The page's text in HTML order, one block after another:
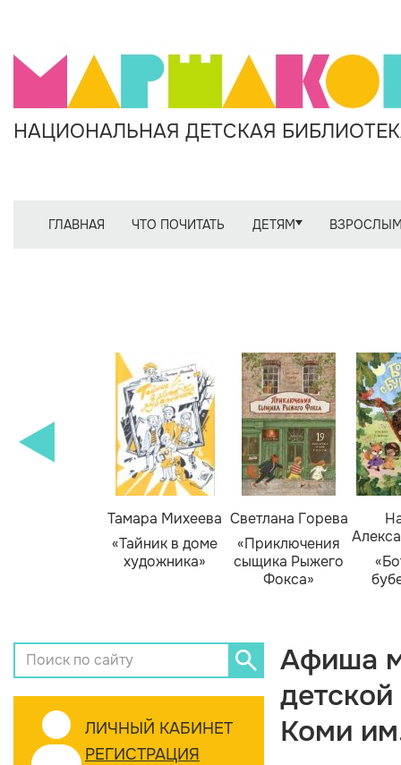
НАЦИОНАЛЬНАЯ ДЕТСКАЯ
ГЛАВНАЯ ЧТО ПОЧИТАТЬ ДЕТЯМ
Тамара Михеева
«Тайник в доме
художника»
Светлана Горева
«Приключения
сыщика Рыжего
Фокса»
ЛИЧНЫЙ КАБИНЕТ
РЕГИСТРАЦИЯ
Афиша
Коми